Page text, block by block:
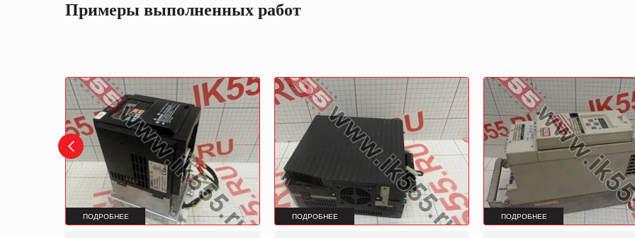
Примеры выполненных работ
ПОДРОБНЕЕ ПОДРОБНЕЕ ПОДРОБНЕЕ